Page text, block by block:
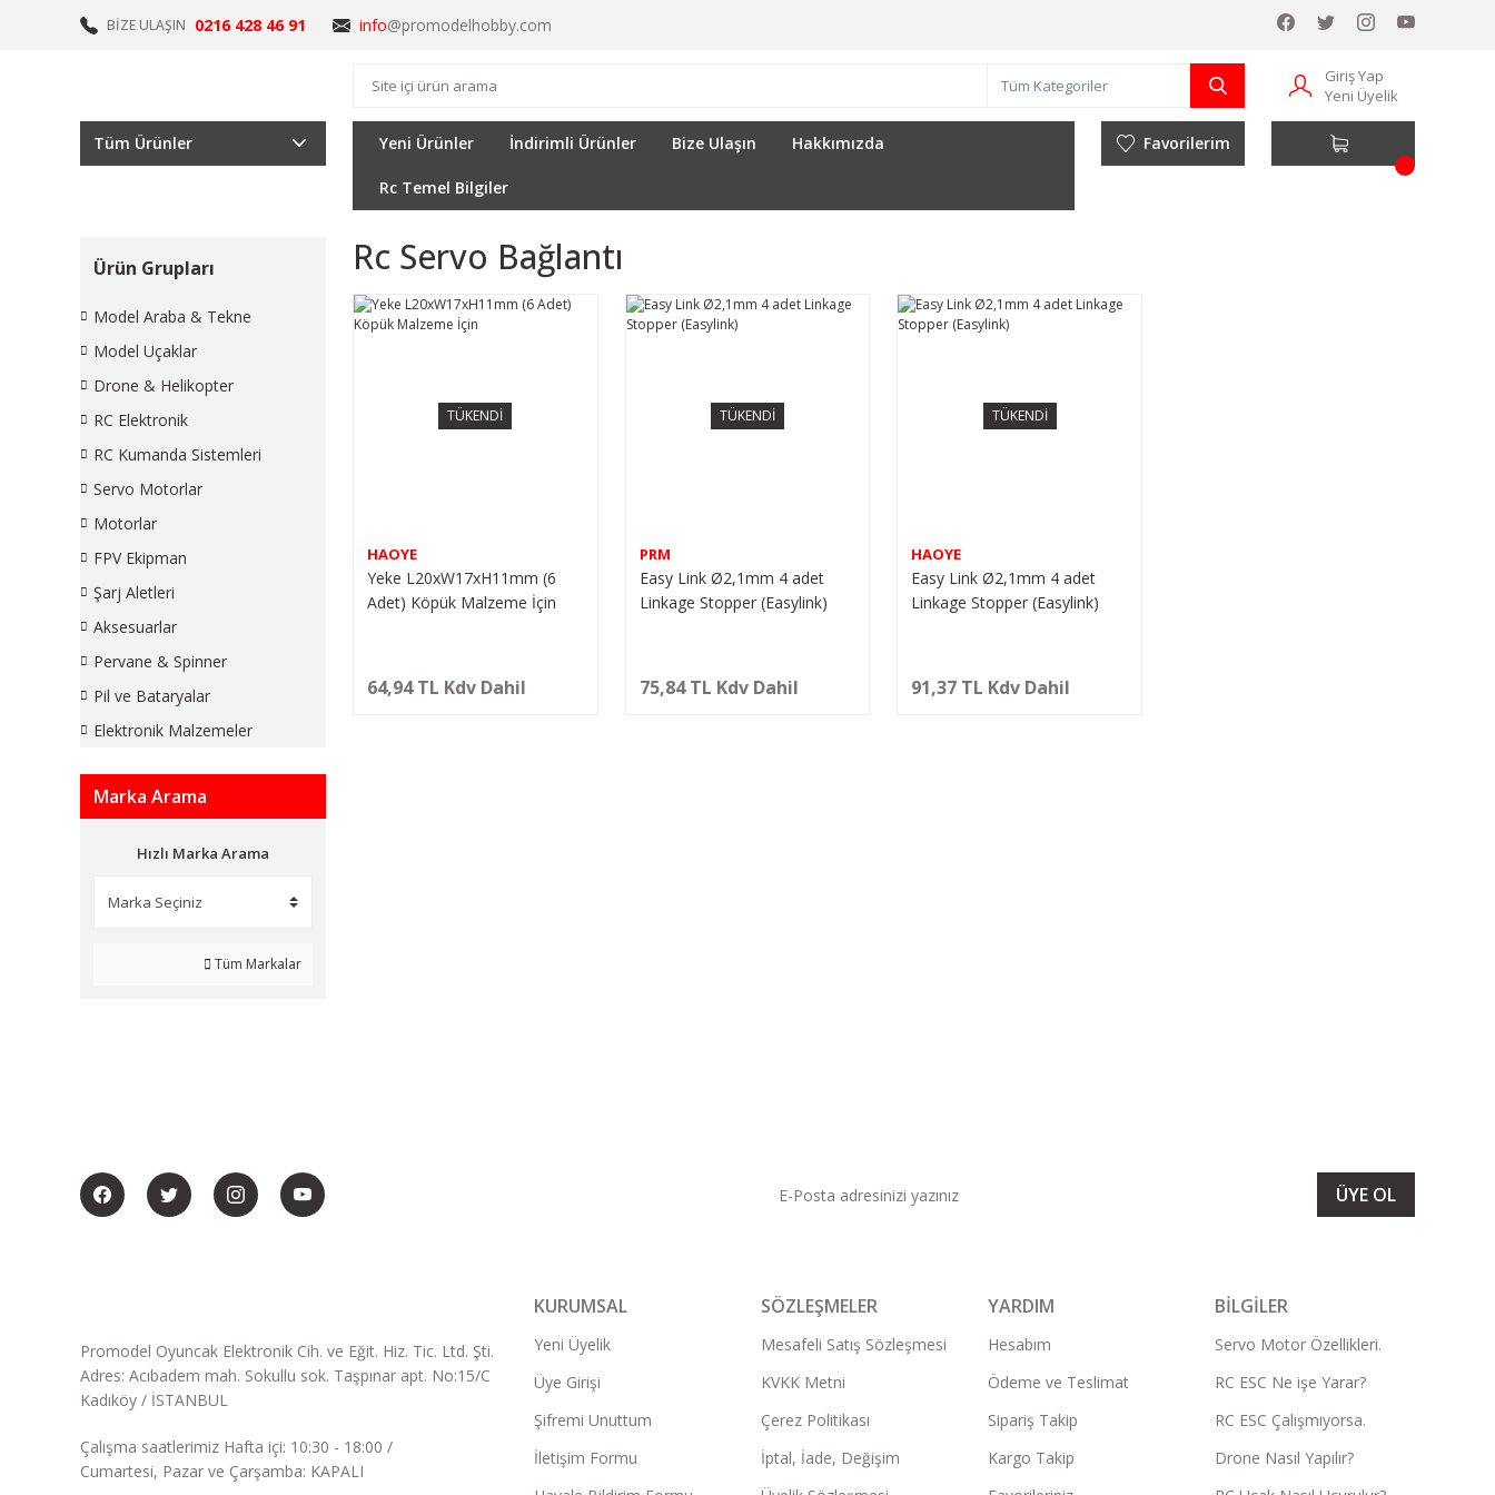
BİZE ULAŞIN 0216 428 46 91 info@promodelhobby.com
Giriş Yap
Yeni Üyelik
Tüm Ürünler Yeni Ürünler İndirimli Ürünler Bize Ulaşın Hakkımızda
Rc Temel Bilgiler
Favorilerim
Ürün Grupları
Model Araba & Tekne
Model Uçaklar
Drone & Helikopter
RC Elektronik
RC Kumanda Sistemleri
Servo Motorlar
Motorlar
FPV Ekipman
Şarj Aletleri
Aksesuarlar
Pervane & Spinner
Pil ve Bataryalar
Elektronik Malzemeler
Marka Arama
Hızlı Marka Arama
Tüm Markalar
Rc Servo Bağlantı
TÜKENDİ
HAOYE
Yeke L20xW17xH11mm (6
Adet) Köpük Malzeme İçin
64,94 TL Kdv Dahil
TÜKENDİ
PRM
Easy Link Ø2,1mm 4 adet
Linkage Stopper (Easylink)
75,84 TL Kdv Dahil
TÜKENDİ
HAOYE
Easy Link Ø2,1mm 4 adet
Linkage Stopper (Easylink)
91,37 TL Kdv Dahil
ÜYE OL
Promodel Oyuncak Elektronik Cih. ve Eğit. Hiz. Tic. Ltd. Şti.
Adres: Acıbadem mah. Sokullu sok. Taşpınar apt. No:15/C
Kadıköy / İSTANBUL
Çalışma saatlerimiz Hafta içi: 10:30 - 18:00 /
Cumartesi, Pazar ve Çarşamba: KAPALI
KURUMSAL
Yeni Üyelik
Üye Girişi
Şifremi Unuttum
İletişim Formu
SÖZLEŞMELER
Mesafeli Satış Sözleşmesi
KVKK Metni
Çerez Politikası
İptal, İade, Değişim
YARDIM
Hesabım
Ödeme ve Teslimat
Sipariş Takip
Kargo Takip
BİLGİLER
Servo Motor Özellikleri.
RC ESC Ne işe Yarar?
RC ESC Çalışmıyorsa.
Drone Nasıl Yapılır?